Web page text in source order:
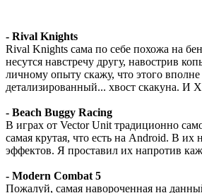
- Rival Knights
Rival Knights сама по себе похожа на
несутся навстречу другу, навострив
личному опыту скажу, что этого
детализированный... хвост скакуна. И
- Beach Buggy Racing
В играх от Vector Unit традиционно
самая крутая, что есть на Android. В
эффектов. Я проставил их напротив
- Modern Combat 5
Пожалуй, самая навороченная на